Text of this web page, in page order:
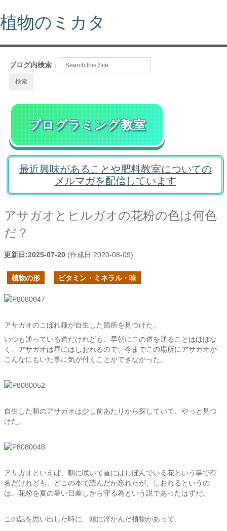
植物のミカタ
ブログ内検索 ：
プログラミング教室
最近興味があることや肥料教室についての
メルマガを配信しています
アサガオとヒルガオの花粉の色は何色
だ？
更新日:2025-07-20 (作成日:2020-08-09)
植物の形 ビタミン・ミネラル・味
アサガオのこぼれ種が自生した箇所を見つけた。
いつも通っている道だけれども、早朝にこの道を通ることはほぼな
く、アサガオは昼にはしおれるので、今までこの場所にアサガオが
こんなにもいた事に気が付くことができなかった。
自生した和のアサガオは少し前あたりから探していて、やっと見つ
けた。
アサガオといえば、朝に咲いて昼にはしぼんでいる花という事で有
名だけれども、どこの本で読んだか忘れたが、しおれるというの
は、花粉を夏の暑い日差しから守る為という説であったはずだ。
この話を思い出した時に、頭に浮かんだ植物があって、